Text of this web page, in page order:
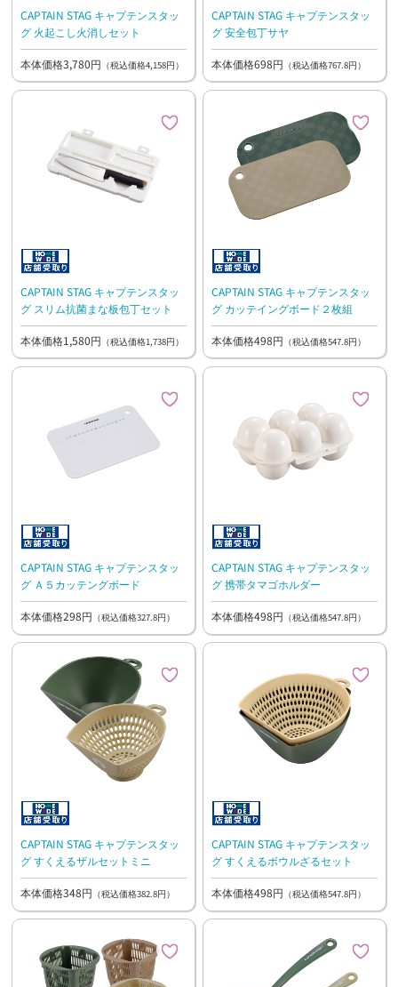
CAPTAIN STAG キャプテンスタッ
グ 火起こし火消しセット
本体価格3,780円 （税込価格4,158円）
CAPTAIN STAG キャプテンスタッ
グ 安全包丁サヤ
本体価格698円 （税込価格767.8円）
CAPTAIN STAG キャプテンスタッ
グ スリム抗菌まな板包丁セット
本体価格1,580円 （税込価格1,738円）
CAPTAIN STAG キャプテンスタッ
グ カッテイングボード２枚組
本体価格498円 （税込価格547.8円）
CAPTAIN STAG キャプテンスタッ
グ Ａ５カッテングボード
本体価格298円 （税込価格327.8円）
CAPTAIN STAG キャプテンスタッ
グ 携帯タマゴホルダー
本体価格498円 （税込価格547.8円）
CAPTAIN STAG キャプテンスタッ
グ すくえるザルセットミニ
本体価格348円 （税込価格382.8円）
CAPTAIN STAG キャプテンスタッ
グ すくえるボウルざるセット
本体価格498円 （税込価格547.8円）